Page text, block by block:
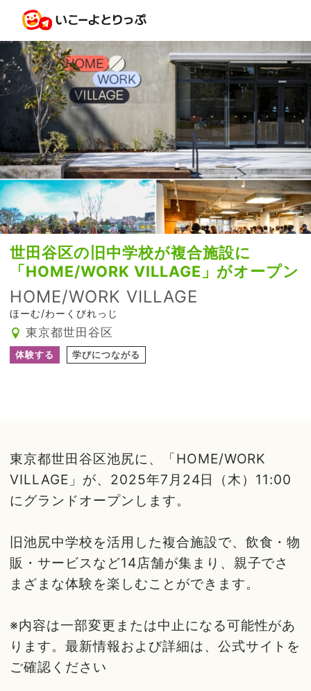
世田谷区の旧中学校が複合施設に
「HOME/WORK VILLAGE」がオープン
HOME/WORK VILLAGE
ほーむ/わーくびれっじ
東京都世田谷区
体験する 学びにつながる
東京都世田谷区池尻に、「HOME/WORK
VILLAGE」が、2025年7月24日（木）11:00
にグランドオープンします。
旧池尻中学校を活用した複合施設で、飲食・物
販・サービスなど14店舗が集まり、親子でさ
まざまな体験を楽しむことができます。
※内容は一部変更または中止になる可能性があ
ります。最新情報および詳細は、公式サイトを
ご確認ください